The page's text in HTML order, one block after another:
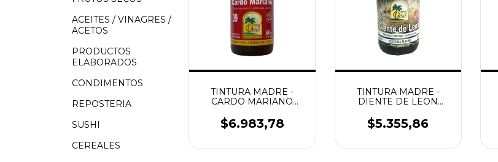
ACEITES / VINAGRES /
ACETOS
PRODUCTOS
ELABORADOS
CONDIMENTOS
REPOSTERIA
SUSHI
CEREALES
TINTURA MADRE -
CARDO MARIANO
GLUTEN
$6.983,78
TINTURA MADRE -
DIENTE DE LEON
GLUTEN
$5.355,86